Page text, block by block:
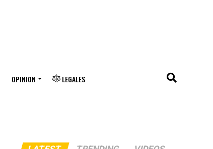
OPINION LEGALES